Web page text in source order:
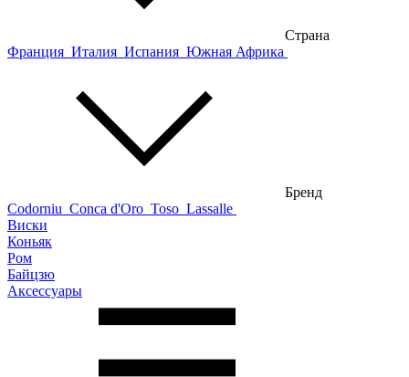
Страна
Франция Италия Испания Южная Африка
Бренд
Codorniu Conca d'Oro Toso Lassalle
Виски
Коньяк
Ром
Байцзю
Аксессуары